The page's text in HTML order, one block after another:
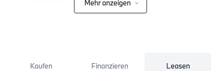
BMW Digital Key
Mehr anzeigen
Kaufen Finanzieren Leasen